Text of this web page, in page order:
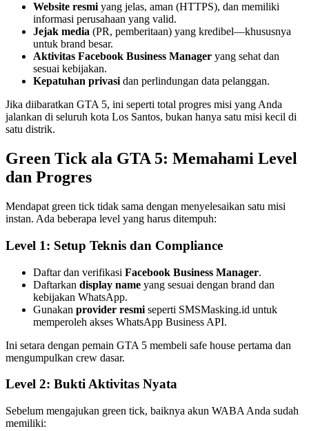
Website resmiyang jelas, aman (HTTPS), dan memiliki
informasi perusahaan yang valid.
Jejak media (PR, pemberitaan) yang kredibel—khususnya
untuk brand besar.
Aktivitas Facebook Business Manager yang sehat dan
sesuai kebijakan.
Kepatuhan privasidan perlindungan data pelanggan.
Jika diibaratkan GTA 5, ini seperti total progres misi yang Anda
jalankan di seluruh kota Los Santos, bukan hanya satu misi kecil di
satu distrik.
Green Tick ala GTA 5: Memahami Level
dan Progres
Mendapat green tick tidak sama dengan menyelesaikan satu misi
instan. Ada beberapa level yang harus ditempuh:
Level 1: Setup Teknis dan Compliance
Daftar dan verifikasi Facebook Business Manager.
Daftarkan display name yang sesuai dengan brand dan
kebijakan WhatsApp.
Gunakan provider resmi seperti SMSMasking.id untuk
memperoleh akses WhatsApp Business API.
Ini setara dengan pemain GTA 5 membeli safe house pertama dan
mengumpulkan crew dasar.
Level 2: Bukti Aktivitas Nyata
Sebelum mengajukan green tick, baiknya akun WABA Anda sudah
memiliki: